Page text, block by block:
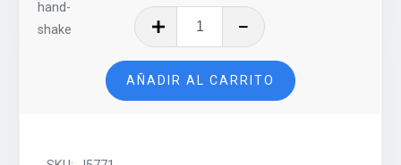
GT
-
2024
AÑADIR AL CARRITO